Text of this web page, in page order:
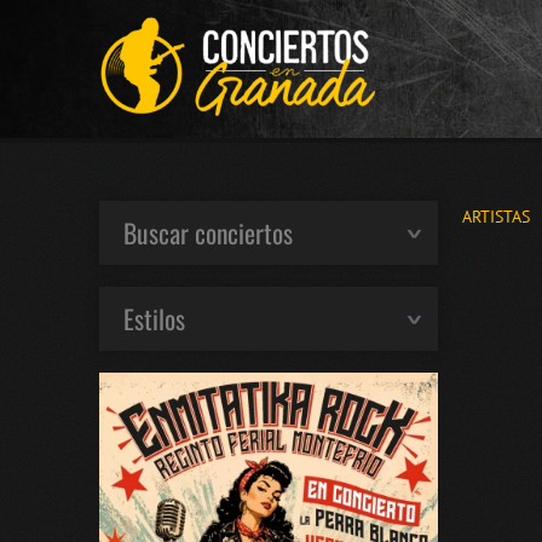
ARTISTAS
Buscar conciertos
Estilos